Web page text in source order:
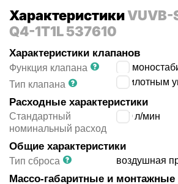
ХарактеристикиVUVB-
Q4-1T1L 537610
Характеристики клапанов
Функция клапана
4/2
Тип клапана
с пилотным
Расходные характеристики
Стандартный
номинальный расход
200 л/мин
Общие характеристики
Тип сброса воздушная
Массо-габаритные и монтажные